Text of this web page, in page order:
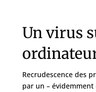
Un virus
Recrudescence des
par un –